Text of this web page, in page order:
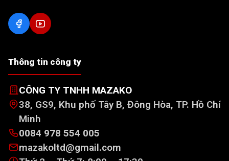
Thông tin công ty
CÔNG TY TNHH MAZAKO
38, GS9, Khu phố Tây B, Đông Hòa, TP. Hồ Chí
Minh
0084 978 554 005
mazakoltd@gmail.com